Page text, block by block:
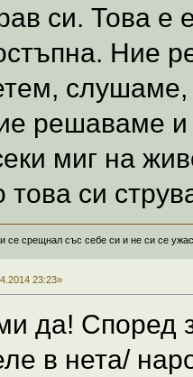
си. Това е
Ние
слушаме,
решаваме и
миг на
това си
се срещнал със себе си и не си се
23:23»
да! Според
в нета/